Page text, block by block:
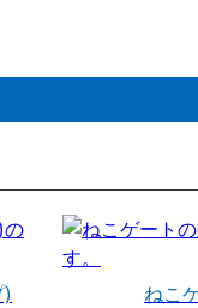
ねこ